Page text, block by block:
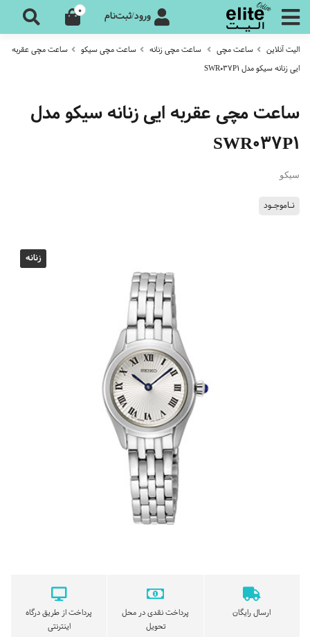
ورود/ثبت‌نام 0
الیت آنلاین ساعت مچی ساعت مچی زنانه ساعت مچی سیکو
ساعت مچی عقربه
ایی زنانه سیکو مدل SWR037P1
ساعت مچی عقربه ایی زنانه سیکو مدل
SWR037P1
سیکو
نـاموجـود
زنانه
ارسال رایگان
پرداخت نقدی در محل
تحویل
پرداخت از طریق درگاه
اینترنتی